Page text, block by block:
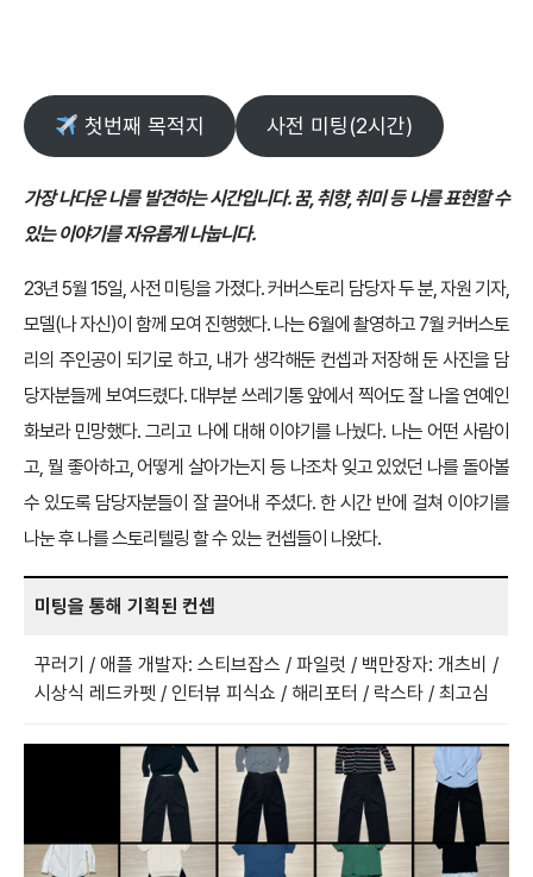
첫번째 목적지 사전 미팅(2시간)
가장 나다운 나를 발견하는 시간입니다. 꿈, 취향, 취미 등 나를 표현할 수
있는 이야기를 자유롭게 나눕니다.
23년 5월 15일, 사전 미팅을 가졌다. 커버스토리 담당자 두 분, 자원 기자,
모델(나 자신)이 함께 모여 진행했다. 나는 6월에 촬영하고 7월 커버스토
리의 주인공이 되기로 하고, 내가 생각해둔 컨셉과 저장해 둔 사진을 담
당자분들께 보여드렸다. 대부분 쓰레기통 앞에서 찍어도 잘 나올 연예인
화보라 민망했다. 그리고 나에 대해 이야기를 나눴다. 나는 어떤 사람이
고, 뭘 좋아하고, 어떻게 살아가는지 등 나조차 잊고 있었던 나를 돌아볼
수 있도록 담당자분들이 잘 끌어내 주셨다. 한 시간 반에 걸쳐 이야기를
나눈 후 나를 스토리텔링 할 수 있는 컨셉들이 나왔다.
미팅을 통해 기획된 컨셉
꾸러기 / 애플 개발자: 스티브잡스 / 파일럿 / 백만장자: 개츠비 /
시상식 레드카펫 / 인터뷰 피식쇼 / 해리포터 / 락스타 / 최고심